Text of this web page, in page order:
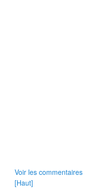
Voir les commentaires
[Haut]